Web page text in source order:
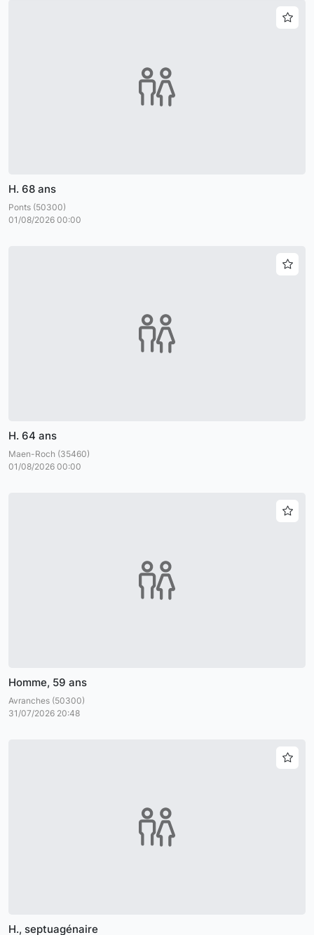
H. 68 ans
Ponts (50300)
01/08/2026 00:00
H. 64 ans
Maen-Roch (35460)
01/08/2026 00:00
Homme, 59 ans
Avranches (50300)
31/07/2026 20:48
H., septuagénaire